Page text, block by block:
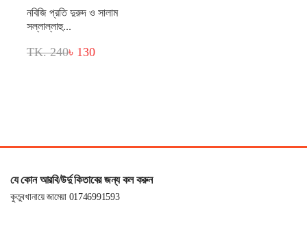
নবিজি প্রতি দুরুদ ও সালাম
সল্লাল্লাহু...
TK. 240৳ 130
যে কোন আরবি/উর্দু কিতাবের জন্য কল করুন
কুতুবখানায়ে জামেয়া 01746991593